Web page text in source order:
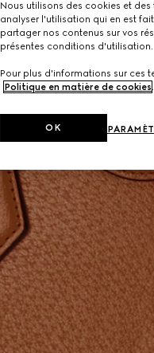
Nous utilisons des cookies et
analyser l'utilisation qui en est
partager nos contenus sur vos
présentes conditions d'utilisation.
Pour plus d'informations sur ces
Politique en matière de cookies
OK